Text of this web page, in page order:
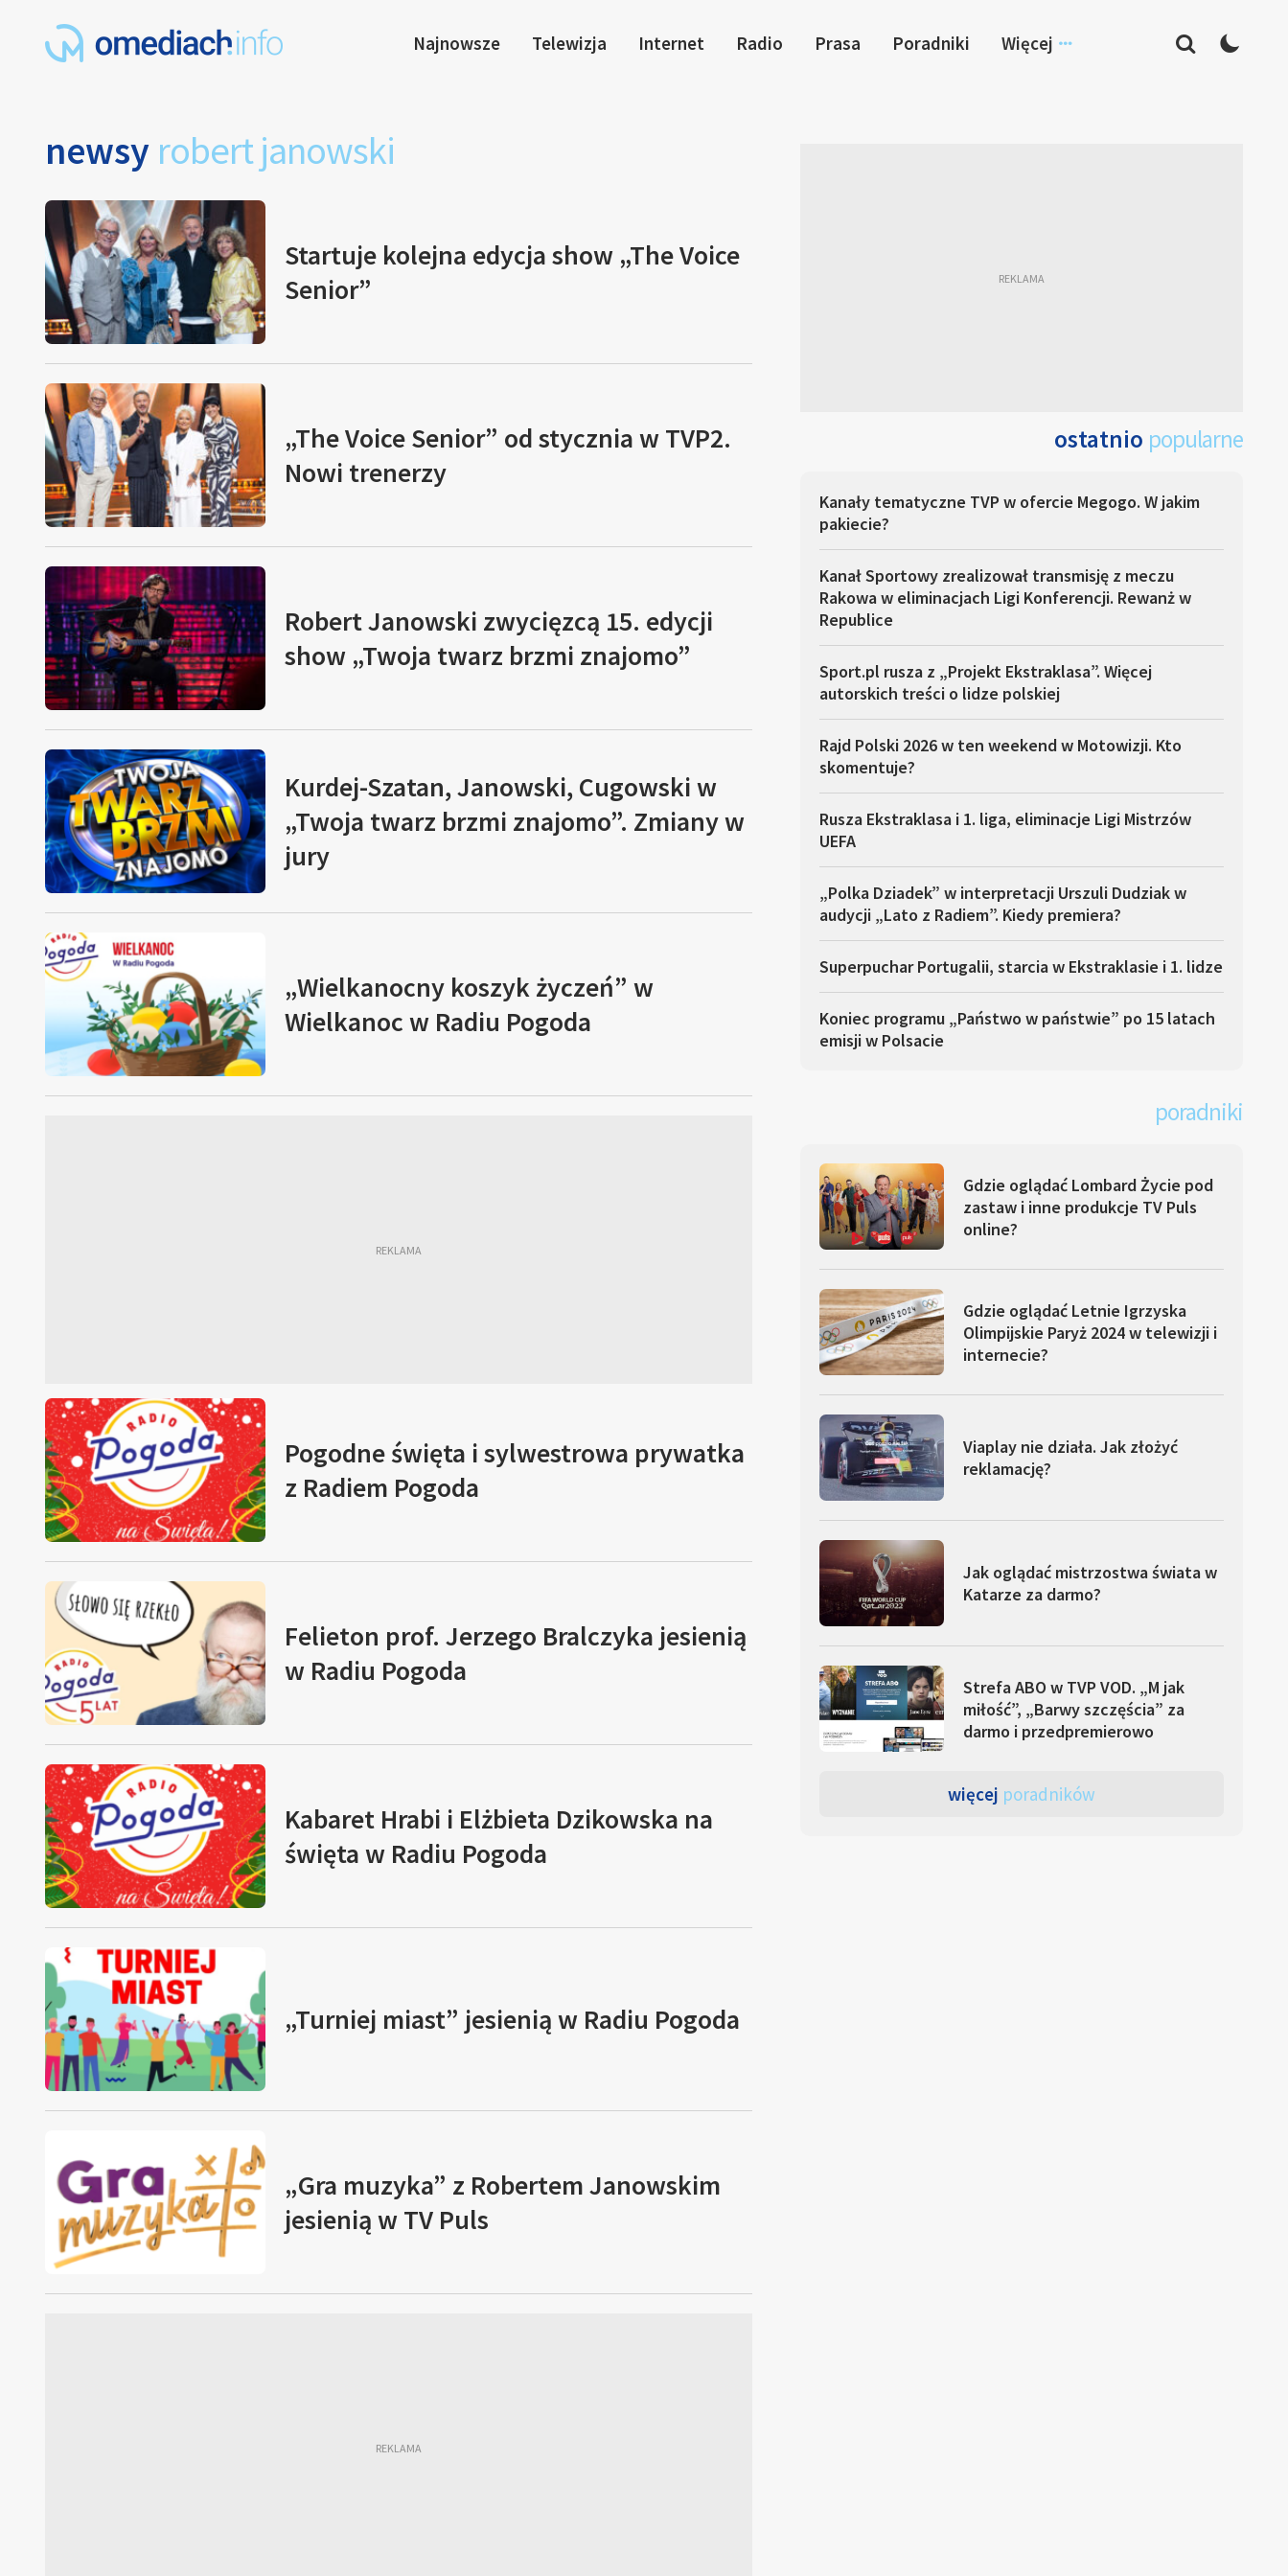
Najnowsze Telewizja Internet Radio Prasa Poradniki Więcej
newsy robert janowski
Startuje kolejna edycja show „The Voice
Senior”
„The Voice Senior” od stycznia w TVP2.
Nowi trenerzy
Robert Janowski zwycięzcą 15. edycji
show „Twoja twarz brzmi znajomo”
Kurdej-Szatan, Janowski, Cugowski w
„Twoja twarz brzmi znajomo”. Zmiany w
jury
„Wielkanocny koszyk życzeń” w
Wielkanoc w Radiu Pogoda
Pogodne święta i sylwestrowa prywatka
z Radiem Pogoda
Felieton prof. Jerzego Bralczyka jesienią
w Radiu Pogoda
Kabaret Hrabi i Elżbieta Dzikowska na
święta w Radiu Pogoda
„Turniej miast” jesienią w Radiu Pogoda
„Gra muzyka” z Robertem Janowskim
jesienią w TV Puls
ostatnio popularne
Kanały tematyczne TVP w ofercie Megogo. W jakim
pakiecie?
Kanał Sportowy zrealizował transmisję z meczu
Rakowa w eliminacjach Ligi Konferencji. Rewanż w
Republice
Sport.pl rusza z „Projekt Ekstraklasa”. Więcej
autorskich treści o lidze polskiej
Rajd Polski 2026 w ten weekend w Motowizji. Kto
skomentuje?
Rusza Ekstraklasa i 1. liga, eliminacje Ligi Mistrzów
UEFA
„Polka Dziadek” w interpretacji Urszuli Dudziak w
audycji „Lato z Radiem”. Kiedy premiera?
Superpuchar Portugalii, starcia w Ekstraklasie i 1. lidze
Koniec programu „Państwo w państwie” po 15 latach
emisji w Polsacie
poradniki
Gdzie oglądać Lombard Życie pod
zastaw i inne produkcje TV Puls
online?
Gdzie oglądać Letnie Igrzyska
Olimpijskie Paryż 2024 w telewizji i
internecie?
Viaplay nie działa. Jak złożyć
reklamację?
Jak oglądać mistrzostwa świata w
Katarze za darmo?
Strefa ABO w TVP VOD. „M jak
miłość”, „Barwy szczęścia” za
darmo i przedpremierowo
więcej poradników